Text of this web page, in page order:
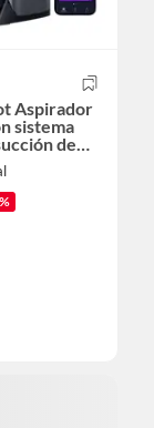
Aspirador
sistema
de